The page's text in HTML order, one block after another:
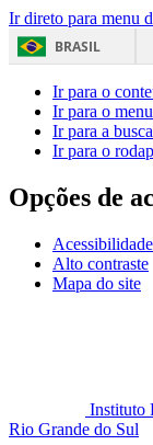
Ir direto para menu
BRASIL
Ir para o
Ir para o menu
Ir para a busca
Ir para o
Opções de
Acessibilidade
Alto contraste
Mapa do site
Instituto
Rio Grande do Sul